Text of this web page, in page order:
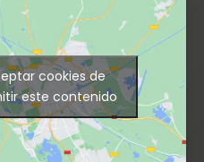
cookies de
este contenido